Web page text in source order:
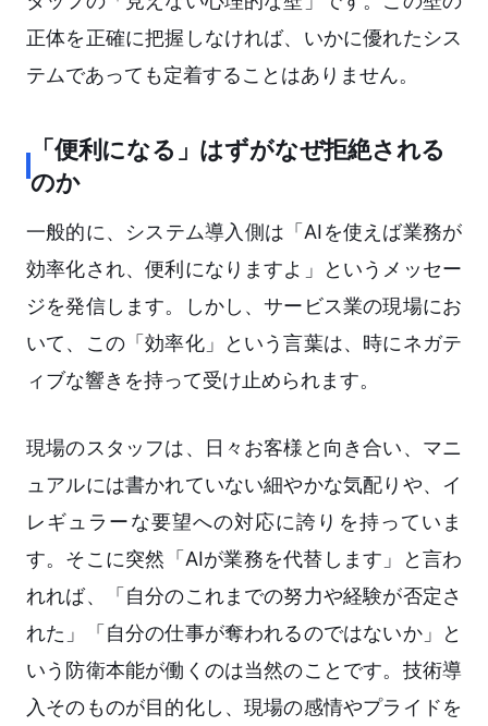
正体を正確に把握しなければ、いかに優れたシス
テムであっても定着することはありません。
「便利になる」はずがなぜ拒絶される
のか
一般的に、システム導入側は「AIを使えば業務が
効率化され、便利になりますよ」というメッセー
ジを発信します。しかし、サービス業の現場にお
いて、この「効率化」という言葉は、時にネガテ
ィブな響きを持って受け止められます。
現場のスタッフは、日々お客様と向き合い、マニ
ュアルには書かれていない細やかな気配りや、イ
レギュラーな要望への対応に誇りを持っていま
す。そこに突然「AIが業務を代替します」と言わ
れれば、「自分のこれまでの努力や経験が否定さ
れた」「自分の仕事が奪われるのではないか」と
いう防衛本能が働くのは当然のことです。技術導
入そのものが目的化し、現場の感情やプライドを